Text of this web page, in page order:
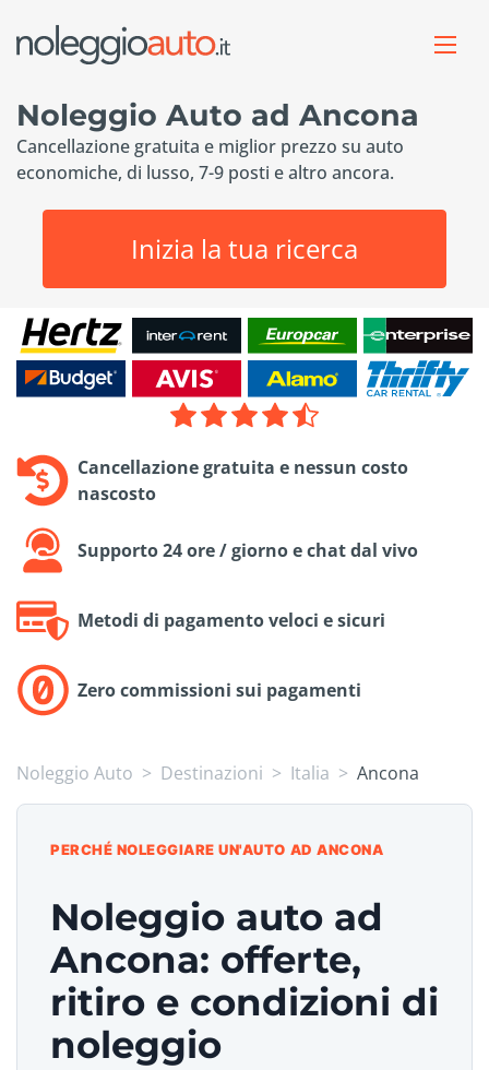
Noleggio Auto ad Ancona
Cancellazione gratuita e miglior prezzo su auto
economiche, di lusso, 7-9 posti e altro ancora.
Inizia la tua ricerca
Cancellazione gratuita e nessun costo
nascosto
Supporto 24 ore / giorno e chat dal vivo
Metodi di pagamento veloci e sicuri
Zero commissioni sui pagamenti
Noleggio Auto Destinazioni Italia Ancona
PERCHÉ NOLEGGIARE UN'AUTO AD ANCONA
Noleggio auto ad
Ancona: offerte,
ritiro e condizioni di
noleggio